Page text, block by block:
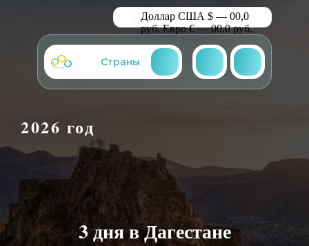
Доллар США $ — 00,0
руб. Евро € — 00,0 руб.
Страны
2026 год
3 дня в Дагестане